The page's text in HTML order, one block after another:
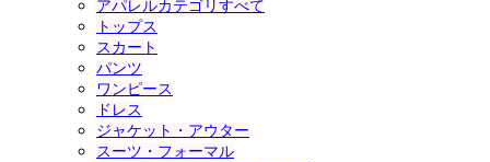
アパレルカテゴリすべて
トップス
スカート
パンツ
ワンピース
ドレス
ジャケット・アウター
スーツ・フォーマル